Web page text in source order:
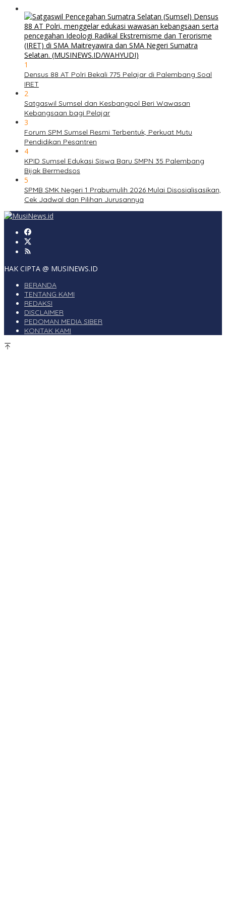
1
Densus 88 AT Polri Bekali 775 Pelajar di Palembang Soal
IRET
2
Satgaswil Sumsel dan Kesbangpol Beri Wawasan
Kebangsaan bagi Pelajar
3
Forum SPM Sumsel Resmi Terbentuk, Perkuat Mutu
Pendidikan Pesantren
4
KPID Sumsel Edukasi Siswa Baru SMPN 35 Palembang
Bijak Bermedsos
5
SPMB SMK Negeri 1 Prabumulih 2026 Mulai Disosialisasikan,
Cek Jadwal dan Pilihan Jurusannya
HAK CIPTA @ MUSINEWS.ID
BERANDA
TENTANG KAMI
REDAKSI
DISCLAIMER
PEDOMAN MEDIA SIBER
KONTAK KAMI